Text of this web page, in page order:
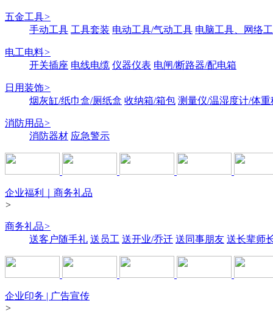
五金工具>
手动工具 工具套装 电动工具/气动工具 电脑工具、网络
电工电料>
开关插座 电线电缆 仪器仪表 电闸/断路器/配电箱
日用装饰>
烟灰缸/纸巾盒/厕纸盒 收纳箱/箱包 测量仪/温湿度计/体重
消防用品>
消防器材 应急警示
企业福利｜商务礼品
>
商务礼品>
送客户随手礼 送员工 送开业/乔迁 送同事朋友 送长辈师
企业印务 | 广告宣传
>